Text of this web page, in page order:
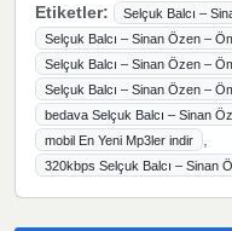
Etiketler: Selçuk Balcı –
Selçuk Balcı – Sinan Özen –
Selçuk Balcı – Sinan Özen –
Selçuk Balcı – Sinan Özen –
bedava Selçuk Balcı – Sinan
mobil En Yeni Mp3ler indir
320kbps Selçuk Balcı – Sinan